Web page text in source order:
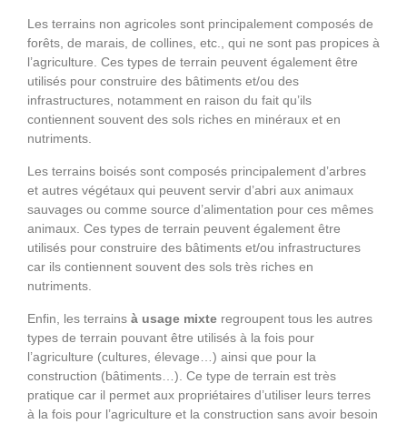
Les terrains non agricoles sont principalement composés de
forêts, de marais, de collines, etc., qui ne sont pas propices à
l’agriculture. Ces types de terrain peuvent également être
utilisés pour construire des bâtiments et/ou des
infrastructures, notamment en raison du fait qu’ils
contiennent souvent des sols riches en minéraux et en
nutriments.
Les terrains boisés sont composés principalement d’arbres
et autres végétaux qui peuvent servir d’abri aux animaux
sauvages ou comme source d’alimentation pour ces mêmes
animaux. Ces types de terrain peuvent également être
utilisés pour construire des bâtiments et/ou infrastructures
car ils contiennent souvent des sols très riches en
nutriments.
Enfin, les terrains à usage mixte regroupent tous les autres
types de terrain pouvant être utilisés à la fois pour
l’agriculture (cultures, élevage…) ainsi que pour la
construction (bâtiments…). Ce type de terrain est très
pratique car il permet aux propriétaires d’utiliser leurs terres
à la fois pour l’agriculture et la construction sans avoir besoin